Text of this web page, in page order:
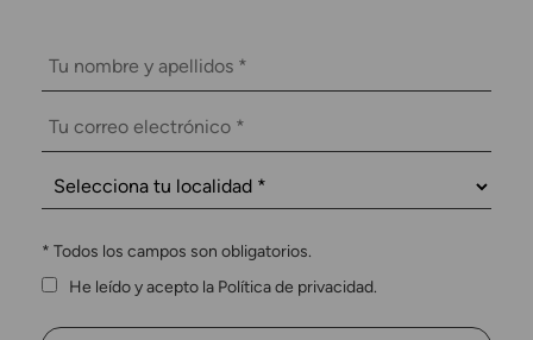
* Todos los campos son obligatorios.
He leído y acepto la Política de privacidad.